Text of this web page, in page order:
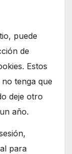
puede
de
Estos
tenga que
deje otro
año.
para